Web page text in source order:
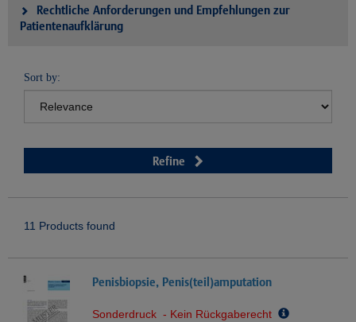
Rechtliche Anforderungen und Empfehlungen zur
Patientenaufklärung
Sort by:
Refine
11 Products found
Penisbiopsie, Penis(teil)amputation
Sonderdruck - Kein Rückgaberecht